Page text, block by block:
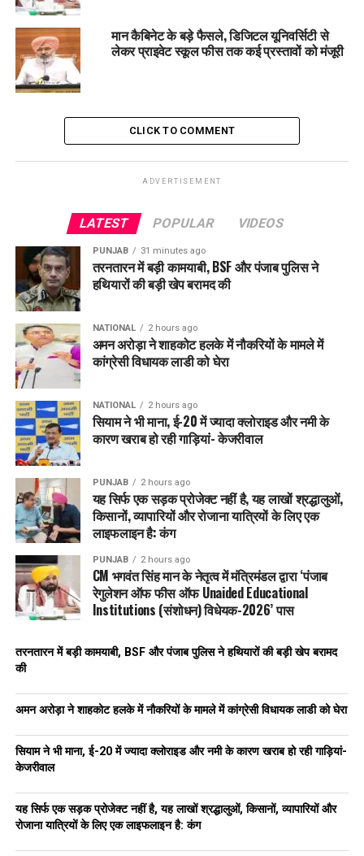
‘AAP’ यूथ विंग ने निकाली ‘शुक्राना यात्रा’, भारी संख्या में युवा हुए
शामिल
DON'T MISS
पंजाब के उद्योग मंत्री संजीव अरोड़ा की उद्योगपति सज्जन जिंदल से
मुलाकात; राजपुरा में इस्पात क्षेत्र में ₹1,500 करोड़ के निवेश की घोषणा
मान कैबिनेट के बड़े फैसले, डिजिटल यूनिवर्सिटी से
लेकर प्राइवेट स्कूल फीस तक कई प्रस्तावों को मंजूरी
CLICK TO COMMENT
ADVERTISEMENT
LATEST POPULAR VIDEOS
PUNJAB 31 minutes ago
तरनतारन में बड़ी कामयाबी, BSF और पंजाब पुलिस ने
हथियारों की बड़ी खेप बरामद की
NATIONAL 2 hours ago
अमन अरोड़ा ने शाहकोट हलके में नौकरियों के मामले में
कांग्रेसी विधायक लाडी को घेरा
NATIONAL 2 hours ago
सियाम ने भी माना, ई-20 में ज्यादा क्लोराइड और नमी के
कारण खराब हो रही गाड़ियां- केजरीवाल
PUNJAB 2 hours ago
यह सिर्फ एक सड़क प्रोजेक्ट नहीं है, यह लाखों श्रद्धालुओं,
किसानों, व्यापारियों और रोजाना यात्रियों के लिए एक
लाइफलाइन है: कंग
PUNJAB 2 hours ago
CM भगवंत सिंह मान के नेतृत्व में मंत्रिमंडल द्वारा ‘पंजाब
रेगुलेशन ऑफ फीस ऑफ Unaided Educational
Institutions (संशोधन) विधेयक-2026’ पास
तरनतारन में बड़ी कामयाबी, BSF और पंजाब पुलिस ने हथियारों की बड़ी खेप बरामद
की
अमन अरोड़ा ने शाहकोट हलके में नौकरियों के मामले में कांग्रेसी विधायक लाडी को घेरा
सियाम ने भी माना, ई-20 में ज्यादा क्लोराइड और नमी के कारण खराब हो रही गाड़ियां-
केजरीवाल
यह सिर्फ एक सड़क प्रोजेक्ट नहीं है, यह लाखों श्रद्धालुओं, किसानों, व्यापारियों और
रोजाना यात्रियों के लिए एक लाइफलाइन है: कंग